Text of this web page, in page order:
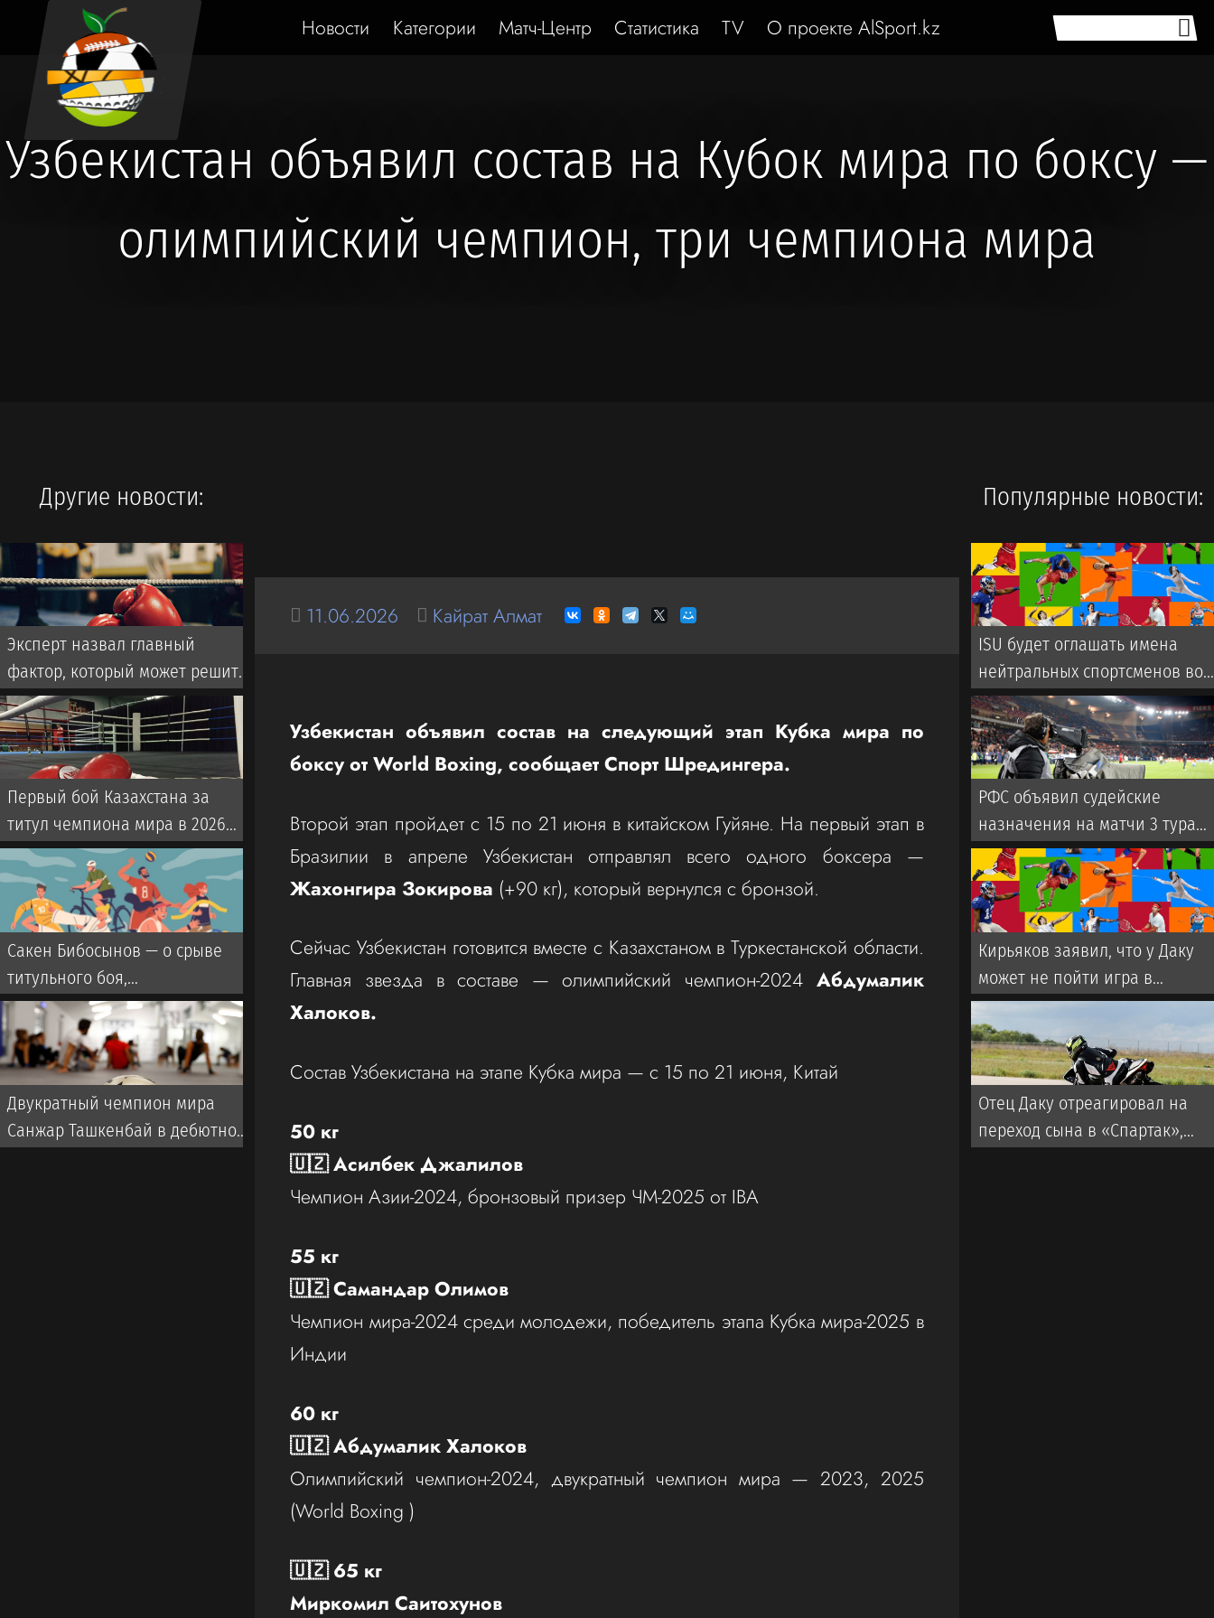
Новости Категории Матч-Центр Статистика TV О проекте AlSport.kz
Узбекистан объявил состав на Кубок мира по боксу —
олимпийский чемпион, три чемпиона мира
11.06.2026 Кайрат Алмат
Узбекистан объявил состав на следующий этап Кубка мира по
боксу от World Boxing, сообщает Спорт Шредингера.
Второй этап пройдет с 15 по 21 июня в китайском Гуйяне. На первый этап в
Бразилии в апреле Узбекистан отправлял всего одного боксера —
Жахонгира Зокирова (+90 кг), который вернулся с бронзой.
Сейчас Узбекистан готовится вместе с Казахстаном в Туркестанской области.
Главная звезда в составе — олимпийский чемпион-2024 Абдумалик
Халоков.
Состав Узбекистана на этапе Кубка мира — с 15 по 21 июня, Китай
50 кг
🇺🇿 Асилбек Джалилов
Чемпион Азии-2024, бронзовый призер ЧМ-2025 от IBA
55 кг
🇺🇿 Самандар Олимов
Чемпион мира-2024 среди молодежи, победитель этапа Кубка мира-2025 в
Индии
60 кг
🇺🇿 Абдумалик Халоков
Олимпийский чемпион-2024, двукратный чемпион мира — 2023, 2025
(World Boxing )
🇺🇿 65 кг
Миркомил Саитохунов
Другие новости:
Эксперт назвал главный
фактор, который может решить
исход боя Мейирима
Нурсултанова за титул WBC
Первый бой Казахстана за
титул чемпиона мира в 2026
году: где, когда и что за
боксер?
Сакен Бибосынов — о срыве
титульного боя,
противостоянии с Махмудом
Сабырханом и отборе на
Азиатские игры
Двукратный чемпион мира
Санжар Ташкенбай в дебютном
Популярные новости:
ISU будет оглашать имена
нейтральных спортсменов во
время турниров
РФС объявил судейские
назначения на матчи 3 тура
чемпионата России
Кирьяков заявил, что у Даку
может не пойти игра в
«Спартаке»
Отец Даку отреагировал на
переход сына в «Спартак»,